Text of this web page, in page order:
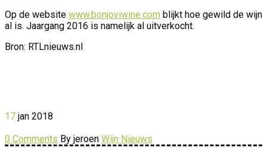
Op de website www.bonjoviwine.com blijkt hoe gewild de wijn
al is. Jaargang 2016 is namelijk al uitverkocht.
Bron: RTLnieuws.nl
17 jan 2018
0 Comments By jeroen Wijn Nieuws